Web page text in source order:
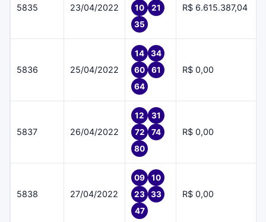
5835 23/04/2022 10
21
35
R$ 6.615.387,04
5836 25/04/2022
14
34
60
61
64
R$ 0,00
5837 26/04/2022
12
31
72
74
80
R$ 0,00
5838 27/04/2022
09
10
23
33
47
R$ 0,00